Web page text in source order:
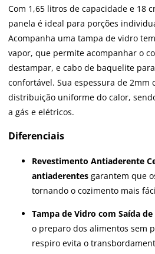
Com 1,65 litros de capacidade e 18
panela é ideal para porções
Acompanha uma tampa de vidro
vapor, que permite acompanhar o
destampar, e cabo de baquelite
confortável. Sua espessura de
distribuição uniforme do calor,
a gás e elétricos.
Diferenciais
Revestimento Antiaderente
antiaderentes garantem que
tornando o cozimento mais
Tampa de Vidro com Saída
o preparo dos alimentos sem
respiro evita o